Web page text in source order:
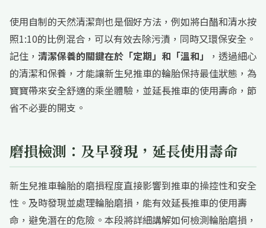
使用自制的天然清潔劑也是個好方法，例如將白醋和清水按
照1:10的比例混合，可以有效去除污漬，同時又環保安全。
記住， 清潔保養的關鍵在於「定期」和「溫和」
，透過細心
的清潔和保養，才能讓新生兒推車的輪胎保持最佳狀態，為
寶寶帶來安全舒適的乘坐體驗，並延長推車的使用壽命，節
省不必要的開支。
磨損檢測：及早發現，延長使用壽命
新生兒推車輪胎的磨損程度直接影響到推車的操控性和安全
性。及時發現並處理輪胎磨損，能有效延長推車的使用壽
命，避免潛在的危險。本段將詳細講解如何檢測輪胎磨損，